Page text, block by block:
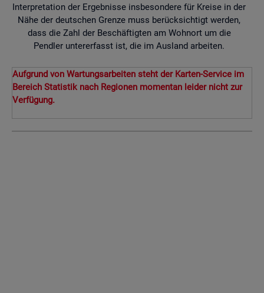
Interpretation der Ergebnisse insbesondere für Kreise in der
Nähe der deutschen Grenze muss berücksichtigt werden,
dass die Zahl der Beschäftigten am Wohnort um die
Pendler untererfasst ist, die im Ausland arbeiten.
Aufgrund von Wartungsarbeiten steht der Karten-Service im
Bereich Statistik nach Regionen momentan leider nicht zur
Verfügung.